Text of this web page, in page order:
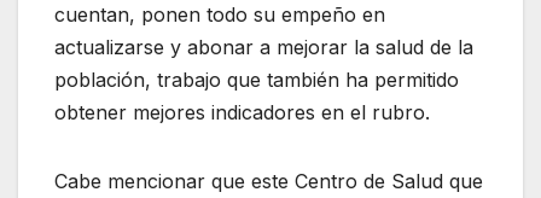
cuentan, ponen todo su empeño en
actualizarse y abonar a mejorar la salud de la
población, trabajo que también ha permitido
obtener mejores indicadores en el rubro.
Cabe mencionar que este Centro de Salud que